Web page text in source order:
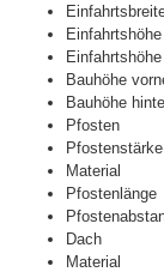
Bauhöhe
Bauhöhe
Pfosten
Pfostenstärke
Material
Pfostenlänge
Dach
Material